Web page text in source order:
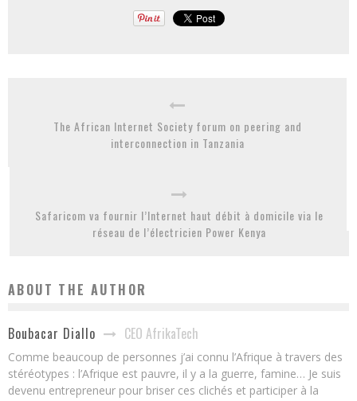
The African Internet Society forum on peering and
interconnection in Tanzania
Safaricom va fournir l’Internet haut débit à domicile via le
réseau de l’électricien Power Kenya
ABOUT THE AUTHOR
Boubacar Diallo CEO AfrikaTech
Comme beaucoup de personnes j’ai connu l’Afrique à travers des
stéréotypes : l’Afrique est pauvre, il y a la guerre, famine… Je suis
devenu entrepreneur pour briser ces clichés et participer à la